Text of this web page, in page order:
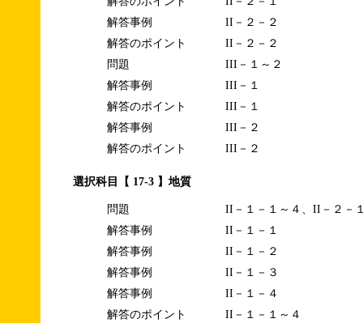
解答事例
II－２－２
解答のポイント
II－２－２
問題
III－１～２
解答事例
III－１
解答のポイント
III－１
解答事例
III－２
解答のポイント
III－２
選択科目【 17-3 】地質
問題
II－１－１～４、II－２－
解答事例
II－１－１
解答事例
II－１－２
解答事例
II－１－３
解答事例
II－１－４
解答のポイント
II－１－１～４